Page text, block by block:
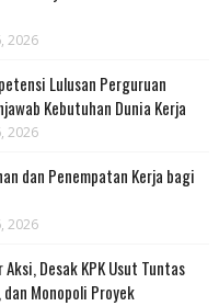
2026
Lulusan Perguruan
Kebutuhan Dunia Kerja
2026
dan Penempatan Kerja bagi
2026
Desak KPK Usut Tuntas
Monopoli Proyek